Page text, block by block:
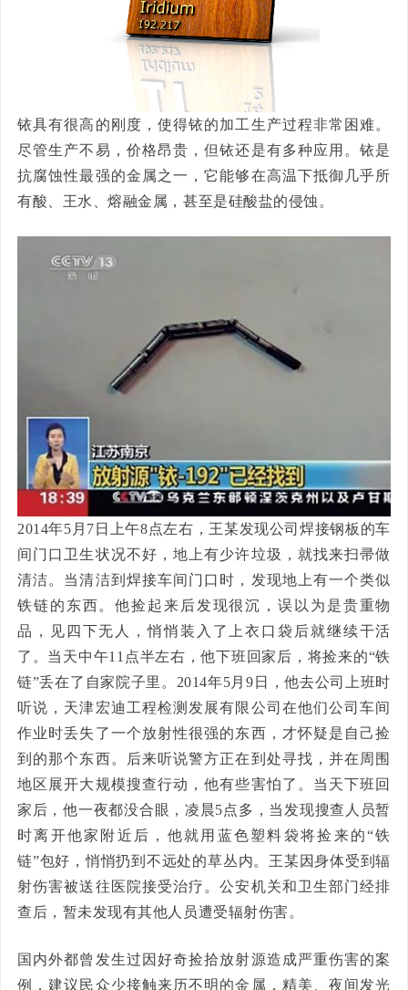
铱具有很高的刚度，使得铱的加工生产过程非常困难。
尽管生产不易，价格昂贵，但铱还是有多种应用。铱是
抗腐蚀性最强的金属之一，它能够在高温下抵御几乎所
有酸、王水、熔融金属，甚至是硅酸盐的侵蚀。
2014年5月7日上午8点左右，王某发现公司焊接钢板的车
间门口卫生状况不好，地上有少许垃圾，就找来扫帚做
清洁。当清洁到焊接车间门口时，发现地上有一个类似
铁链的东西。他捡起来后发现很沉，误以为是贵重物
品，见四下无人，悄悄装入了上衣口袋后就继续干活
了。当天中午11点半左右，他下班回家后，将捡来的“铁
链”丢在了自家院子里。2014年5月9日，他去公司上班时
听说，天津宏迪工程检测发展有限公司在他们公司车间
作业时丢失了一个放射性很强的东西，才怀疑是自己捡
到的那个东西。后来听说警方正在到处寻找，并在周围
地区展开大规模搜查行动，他有些害怕了。当天下班回
家后，他一夜都没合眼，凌晨5点多，当发现搜查人员暂
时离开他家附近后，他就用蓝色塑料袋将捡来的“铁
链”包好，悄悄扔到不远处的草丛内。王某因身体受到辐
射伤害被送往医院接受治疗。公安机关和卫生部门经排
查后，暂未发现有其他人员遭受辐射伤害。
国内外都曾发生过因好奇捡拾放射源造成严重伤害的案
例，建议民众少接触来历不明的金属，精美、夜间发光